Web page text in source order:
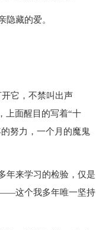
隐藏的爱。
它，不禁叫出声
上面醒目的写着“十
努力，一个月的魔鬼
年来学习的检验，仅是
——这个我多年唯一坚持